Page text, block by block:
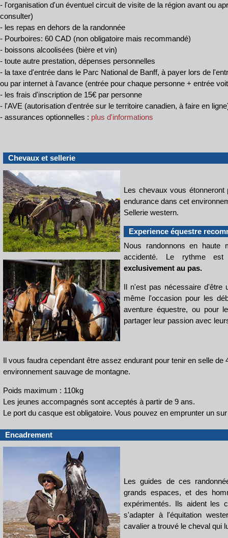
- l'organisation d'un éventuel circuit de visite de la région avant ou
consulter)
- les repas en dehors de la randonnée
- Pourboires: 60 CAD (non obligatoire mais recommandé)
- boissons alcoolisées (bière et vin)
- toute autre prestation, dépenses personnelles
- la taxe d'entrée dans le Parc National de Banff, à payer lors de
ou par internet à l'avance (entrée pour chaque personne + entrée
- les frais d'inscription de 15€ par personne
- l'AVE (autorisation d'entrée sur le territoire canadien, à faire en
- assurances optionnelles : plus d'informations
Chevaux et sellerie
Les chevaux vous
endurance dans cet
Sellerie western.
Experience équestre
Nous randonnons en haute
accidenté. Le rythme
exclusivement au pas.
Il n'est pas nécessaire d'être
même l'occasion pour les
aventure équestre, ou pour
partager leur passion avec
Il vous faudra cependant être assez endurant pour tenir en selle
environnement sauvage de montagne.
Poids maximum : 110kg
Les jeunes accompagnés sont acceptés à partir de 9 ans.
Le port du casque est obligatoire. Vous pouvez en emprunter un
Encadrement
Les guides de ces
grands espaces, et des
expérimentés. Ils aident les
s'adapter à l'équitation
cavalier a trouvé le cheval qui